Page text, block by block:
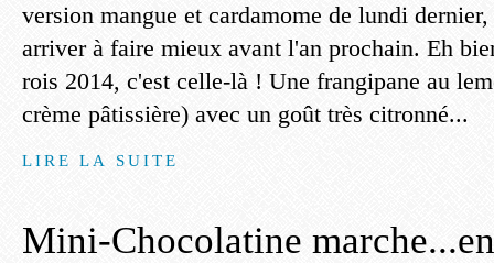
version mangue et cardamome de lundi
arriver à faire mieux avant l'an prochain. Eh
rois 2014, c'est celle-là ! Une frangipane au
crème pâtissière) avec un goût très citronné...
LIRE LA SUITE
Mini-Chocolatine